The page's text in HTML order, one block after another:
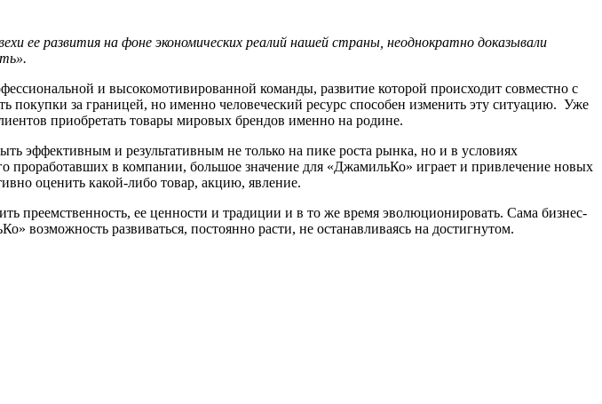
ее развития на фоне экономических реалий нашей страны, неоднократно доказывали
и высокомотивированной команды, развитие которой происходит совместно с
покупки за границей, но именно человеческий ресурс способен изменить эту ситуацию. Уже
приобретать товары мировых брендов именно на родине.
эффективным и результативным не только на пике роста рынка, но и в условиях
проработавших в компании, большое значение для «ДжамильКо» играет и привлечение новых
оценить какой-либо товар, акцию, явление.
преемственность, ее ценности и традиции и в то же время эволюционировать. Сама бизнес-
возможность развиваться, постоянно расти, не останавливаясь на достигнутом.